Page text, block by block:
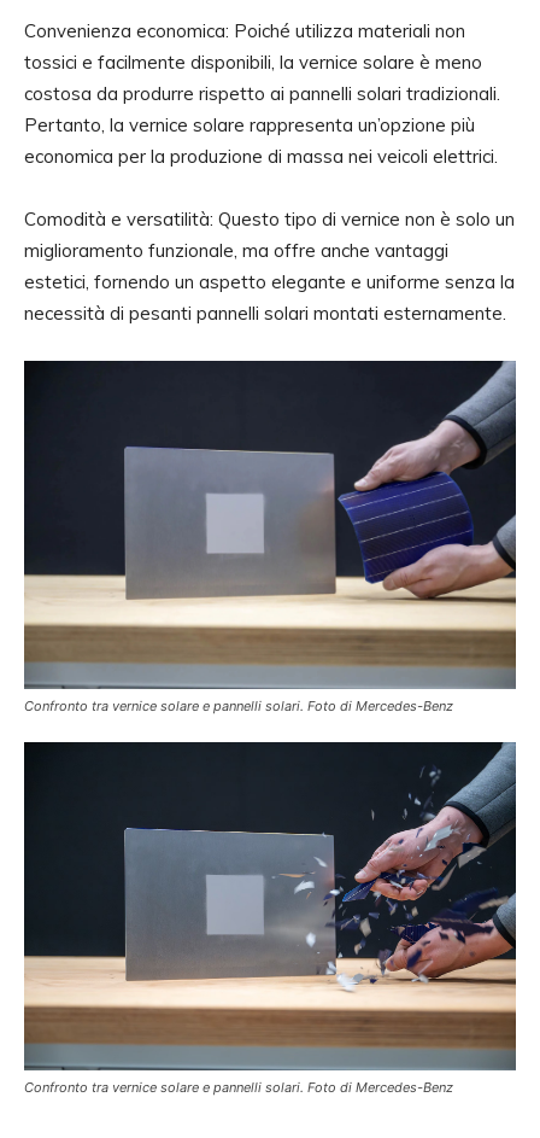
Convenienza economica: Poiché utilizza materiali non
tossici e facilmente disponibili, la vernice solare è meno
costosa da produrre rispetto ai pannelli solari tradizionali.
Pertanto, la vernice solare rappresenta un’opzione più
economica per la produzione di massa nei veicoli elettrici.
Comodità e versatilità: Questo tipo di vernice non è solo un
miglioramento funzionale, ma offre anche vantaggi
estetici, fornendo un aspetto elegante e uniforme senza la
necessità di pesanti pannelli solari montati esternamente.
Confronto tra vernice solare e pannelli solari. Foto di Mercedes-Benz
Confronto tra vernice solare e pannelli solari. Foto di Mercedes-Benz